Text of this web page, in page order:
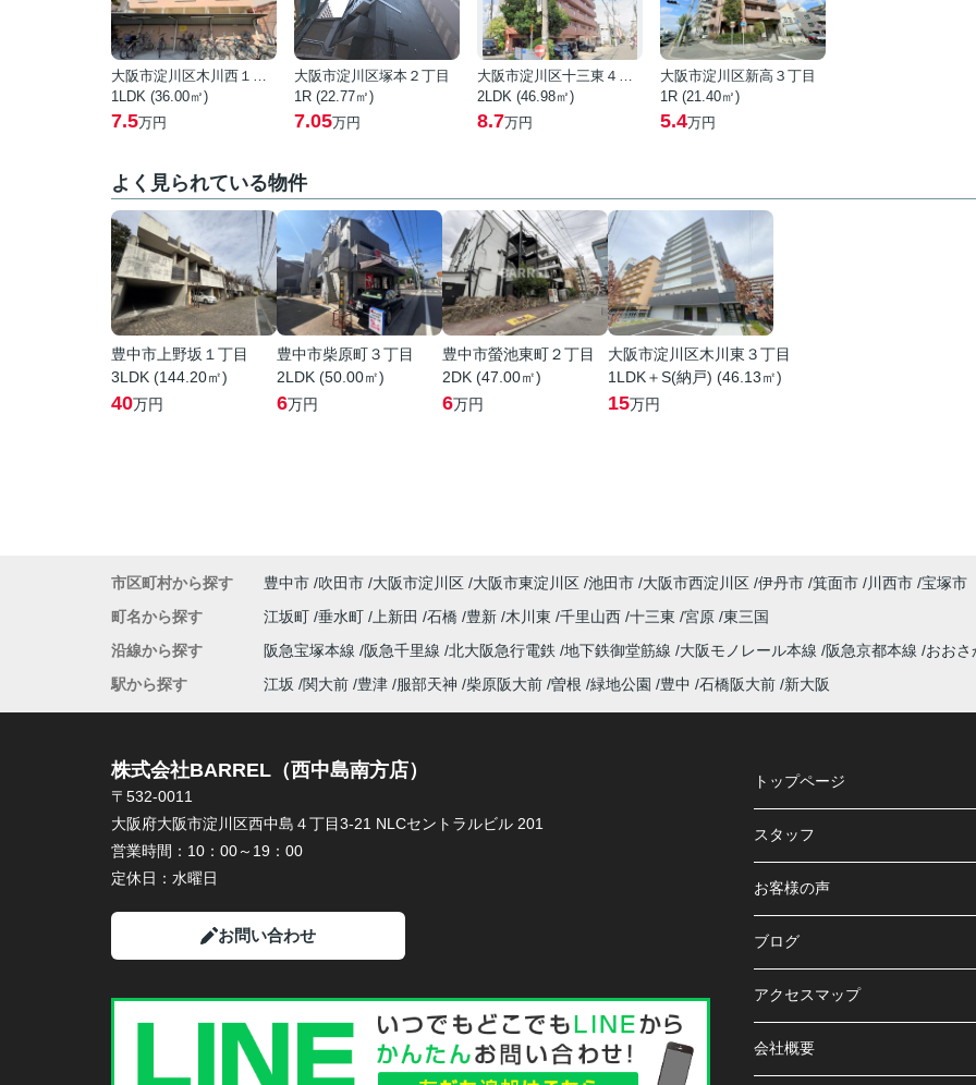
大阪市淀川区木川西１丁目
1LDK (36.00㎡)
7.5万円
大阪市淀川区塚本２丁目
1R (22.77㎡)
7.05万円
大阪市淀川区十三東４丁目
2LDK (46.98㎡)
8.7万円
大阪市淀川区新高３丁目
1R (21.40㎡)
5.4万円
よく見られている物件
豊中市上野坂１丁目
3LDK (144.20㎡)
40万円
豊中市柴原町３丁目
2LDK (50.00㎡)
6万円
豊中市螢池東町２丁目
2DK (47.00㎡)
6万円
大阪市淀川区木川東３丁目
1LDK＋S(納戸) (46.13㎡)
15万円
市区町村から探す 豊中市 吹田市 大阪市淀川区 大阪市東淀川区 池田市 大阪市西淀川区 伊丹市 箕面市 川西市 宝塚市
町名から探す
江坂町 垂水町 上新田 石橋 豊新 木川東 千里山西 十三東 宮原 東三国
沿線から探す
阪急宝塚本線 阪急千里線 北大阪急行電鉄 地下鉄御堂筋線 大阪モノレール本線 阪急京都本線
おお
駅から探す
江坂 関大前 豊津 服部天神 柴原阪大前 曽根 緑地公園 豊中 石橋阪大前 新大阪
株式会社BARREL（西中島南方店）
〒532-0011
大阪府大阪市淀川区西中島４丁目3-21 NLCセントラルビル 201
営業時間： 10：00～19：00
定休日： 水曜日
お問い合わせ
トップページ
スタッフ
お客様の声
ブログ
アクセスマップ
会社概要